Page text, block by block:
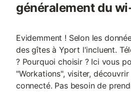
généralement du
Evidemment ! Selon les
des gîtes à Yport l'incluent.
? Pourquoi choisir ? Ici vous
"Workations", visiter,
connecté. Pas besoin de